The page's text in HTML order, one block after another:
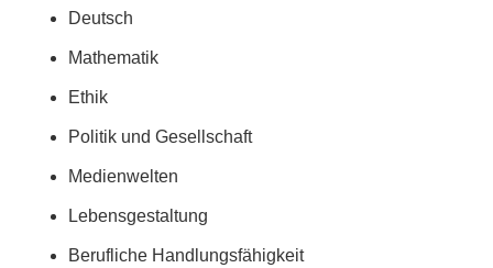
Deutsch
Mathematik
Ethik
Politik und Gesellschaft
Medienwelten
Lebensgestaltung
Berufliche Handlungsfähigkeit